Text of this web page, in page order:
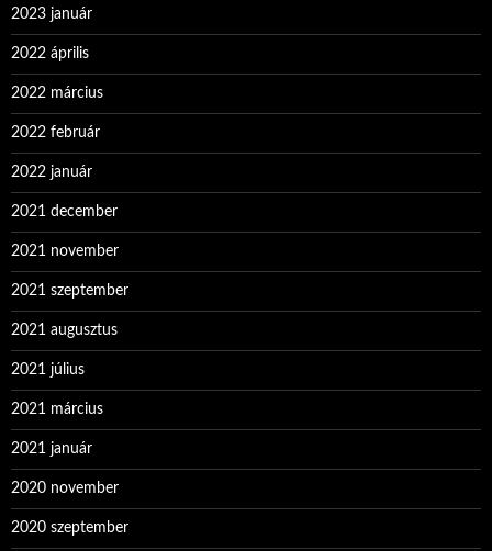
2023 január
2022 április
2022 március
2022 február
2022 január
2021 december
2021 november
2021 szeptember
2021 augusztus
2021 július
2021 március
2021 január
2020 november
2020 szeptember